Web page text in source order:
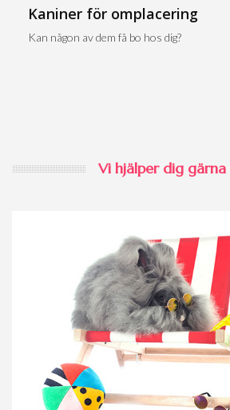
Kaniner för omplacering
Kan någon av dem få bo hos dig?
Vi hjälper dig